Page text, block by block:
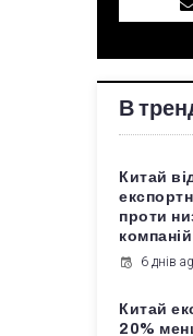
В
Китай
проти
компаній
6 днів
Китай
20%